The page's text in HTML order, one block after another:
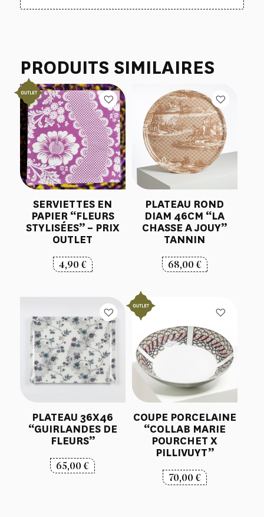
PRODUITS SIMILAIRES
SERVIETTES EN
PAPIER “FLEURS
STYLISÉES” – PRIX
OUTLET
4,90€
PLATEAU ROND
DIAM 46CM “LA
CHASSE A JOUY”
TANNIN
68,00€
PLATEAU 36X46
“GUIRLANDES DE
FLEURS”
65,00€
COUPE PORCELAINE
“COLLAB MARIE
POURCHET X
PILLIVUYT”
70,00€